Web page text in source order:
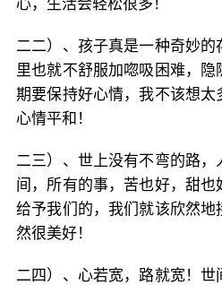
心，生活会轻松很多！
二二）、孩子真是一种奇妙
里也就不舒服加唿吸困难，
期要保持好心情，我不该想
心情平和！
二三）、世上没有不弯的路
间，所有的事，苦也好，甜
给予我们的，我们就该欣然
然很美好！
二四）、心若宽，路就宽！